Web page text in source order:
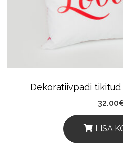
Dekoratiivpadi tikitud
32.00
LISA